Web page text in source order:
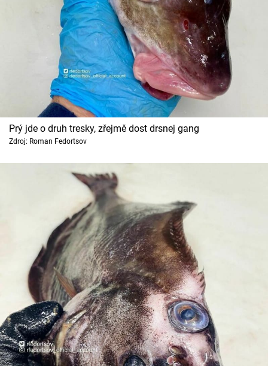
Prý jde o druh tresky, zřejmě dost drsnej gang
Zdroj: Roman Fedortsov